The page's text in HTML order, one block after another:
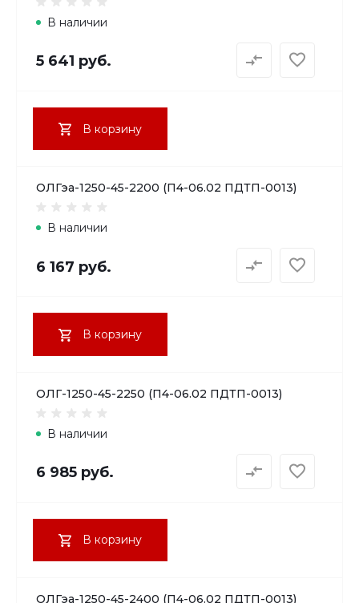
В наличии
5 641 руб.
В корзину
ОЛГэа-1250-45-2200 (П4-06.02 ПДТП-0013)
В наличии
6 167 руб.
В корзину
ОЛГ-1250-45-2250 (П4-06.02 ПДТП-0013)
В наличии
6 985 руб.
В корзину
ОЛГэа-1250-45-2400 (П4-06.02 ПДТП-0013)